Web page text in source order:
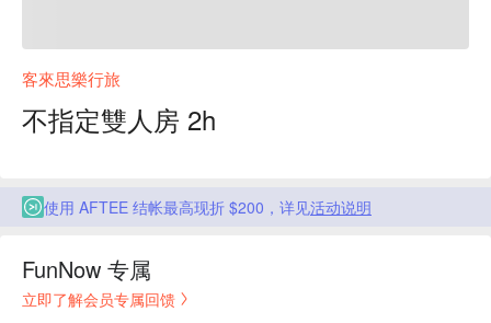
客來思樂行旅
不指定雙人房 2h
使用 AFTEE 结帐最高现折 $200，详见活动说明
FunNow 专属
立即了解会员专属回馈